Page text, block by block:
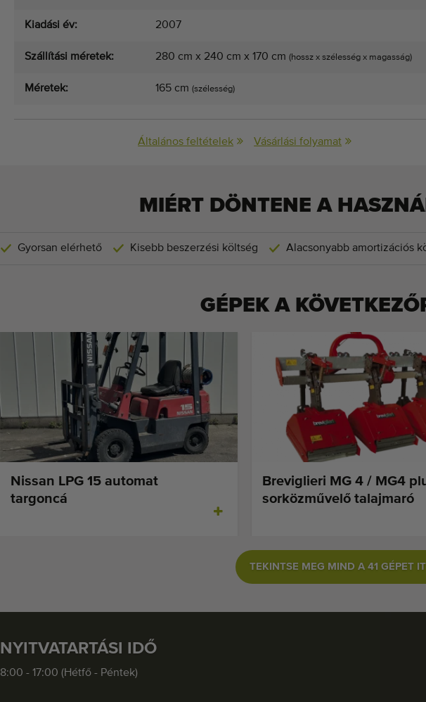
Kiadási év: 2007
Szállítási méretek: 280 cm x 240 cm x 170 cm (hossz x szélesség x magasság)
Méretek: 165 cm (szélesség)
Általános feltételek Vásárlási folyamat
MIÉRT DÖNTENE A
Gyorsan elérhető Kisebb beszerzési költség Alacsonyabb amortizációs
GÉPEK A
Nissan LPG 15 automat
targoncá
Breviglieri MG 4 / MG4
sorközművelő talajmaró
TEKINTSE MEG MIND A 41 GÉPET
NYITVATARTÁSI IDŐ
8:00 - 17:00 (Hétfő - Péntek)